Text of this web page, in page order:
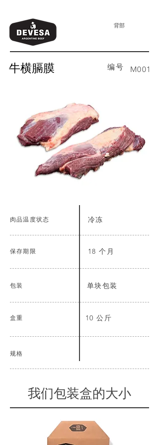
背部
牛横膈膜 M001
编号
肉品温度状态 冷冻
保存期限 18 个月
单块包装
包装
盒重 10 公斤
规格
我们包装盒的大小